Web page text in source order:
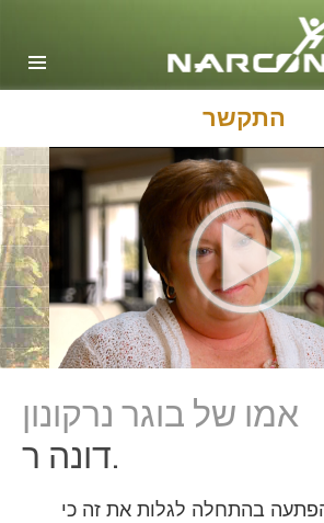
דנית
Ελληνικά (יוונית)
ספרדית, אמריקה הלטינית
צרפתית
עברית
מגיארית
איטלקית
מקדונית
נורווגית
התקשר
אמו של בוגר נרקונון
דונה ר.
הפתעה בהתחלה לגלות את זה כי